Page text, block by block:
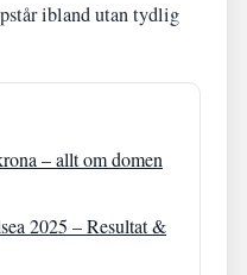
ibland utan tydlig
– allt om domen
2025 – Resultat &